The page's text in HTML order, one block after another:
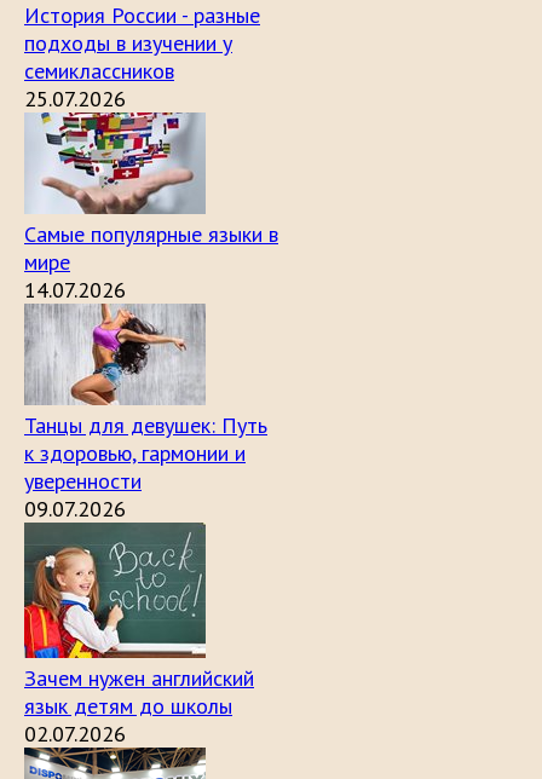
История России - разные
подходы в изучении у
семиклассников
25.07.2026
Самые популярные языки в
мире
14.07.2026
Танцы для девушек: Путь
к здоровью, гармонии и
уверенности
09.07.2026
Зачем нужен английский
язык детям до школы
02.07.2026